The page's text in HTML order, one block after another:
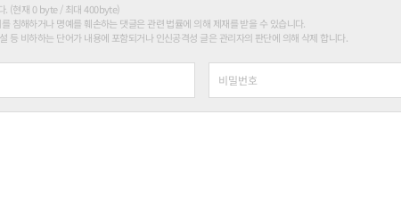
. (현재 0 byte / 최대 400byte)
침해하거나 명예를 훼손하는 댓글은 관련 법률에 의해 제재를 받을 수 있습니다.
등 비하하는 단어가 내용에 포함되거나 인신공격성 글은 관리자의 판단에 의해 삭제 합니다.